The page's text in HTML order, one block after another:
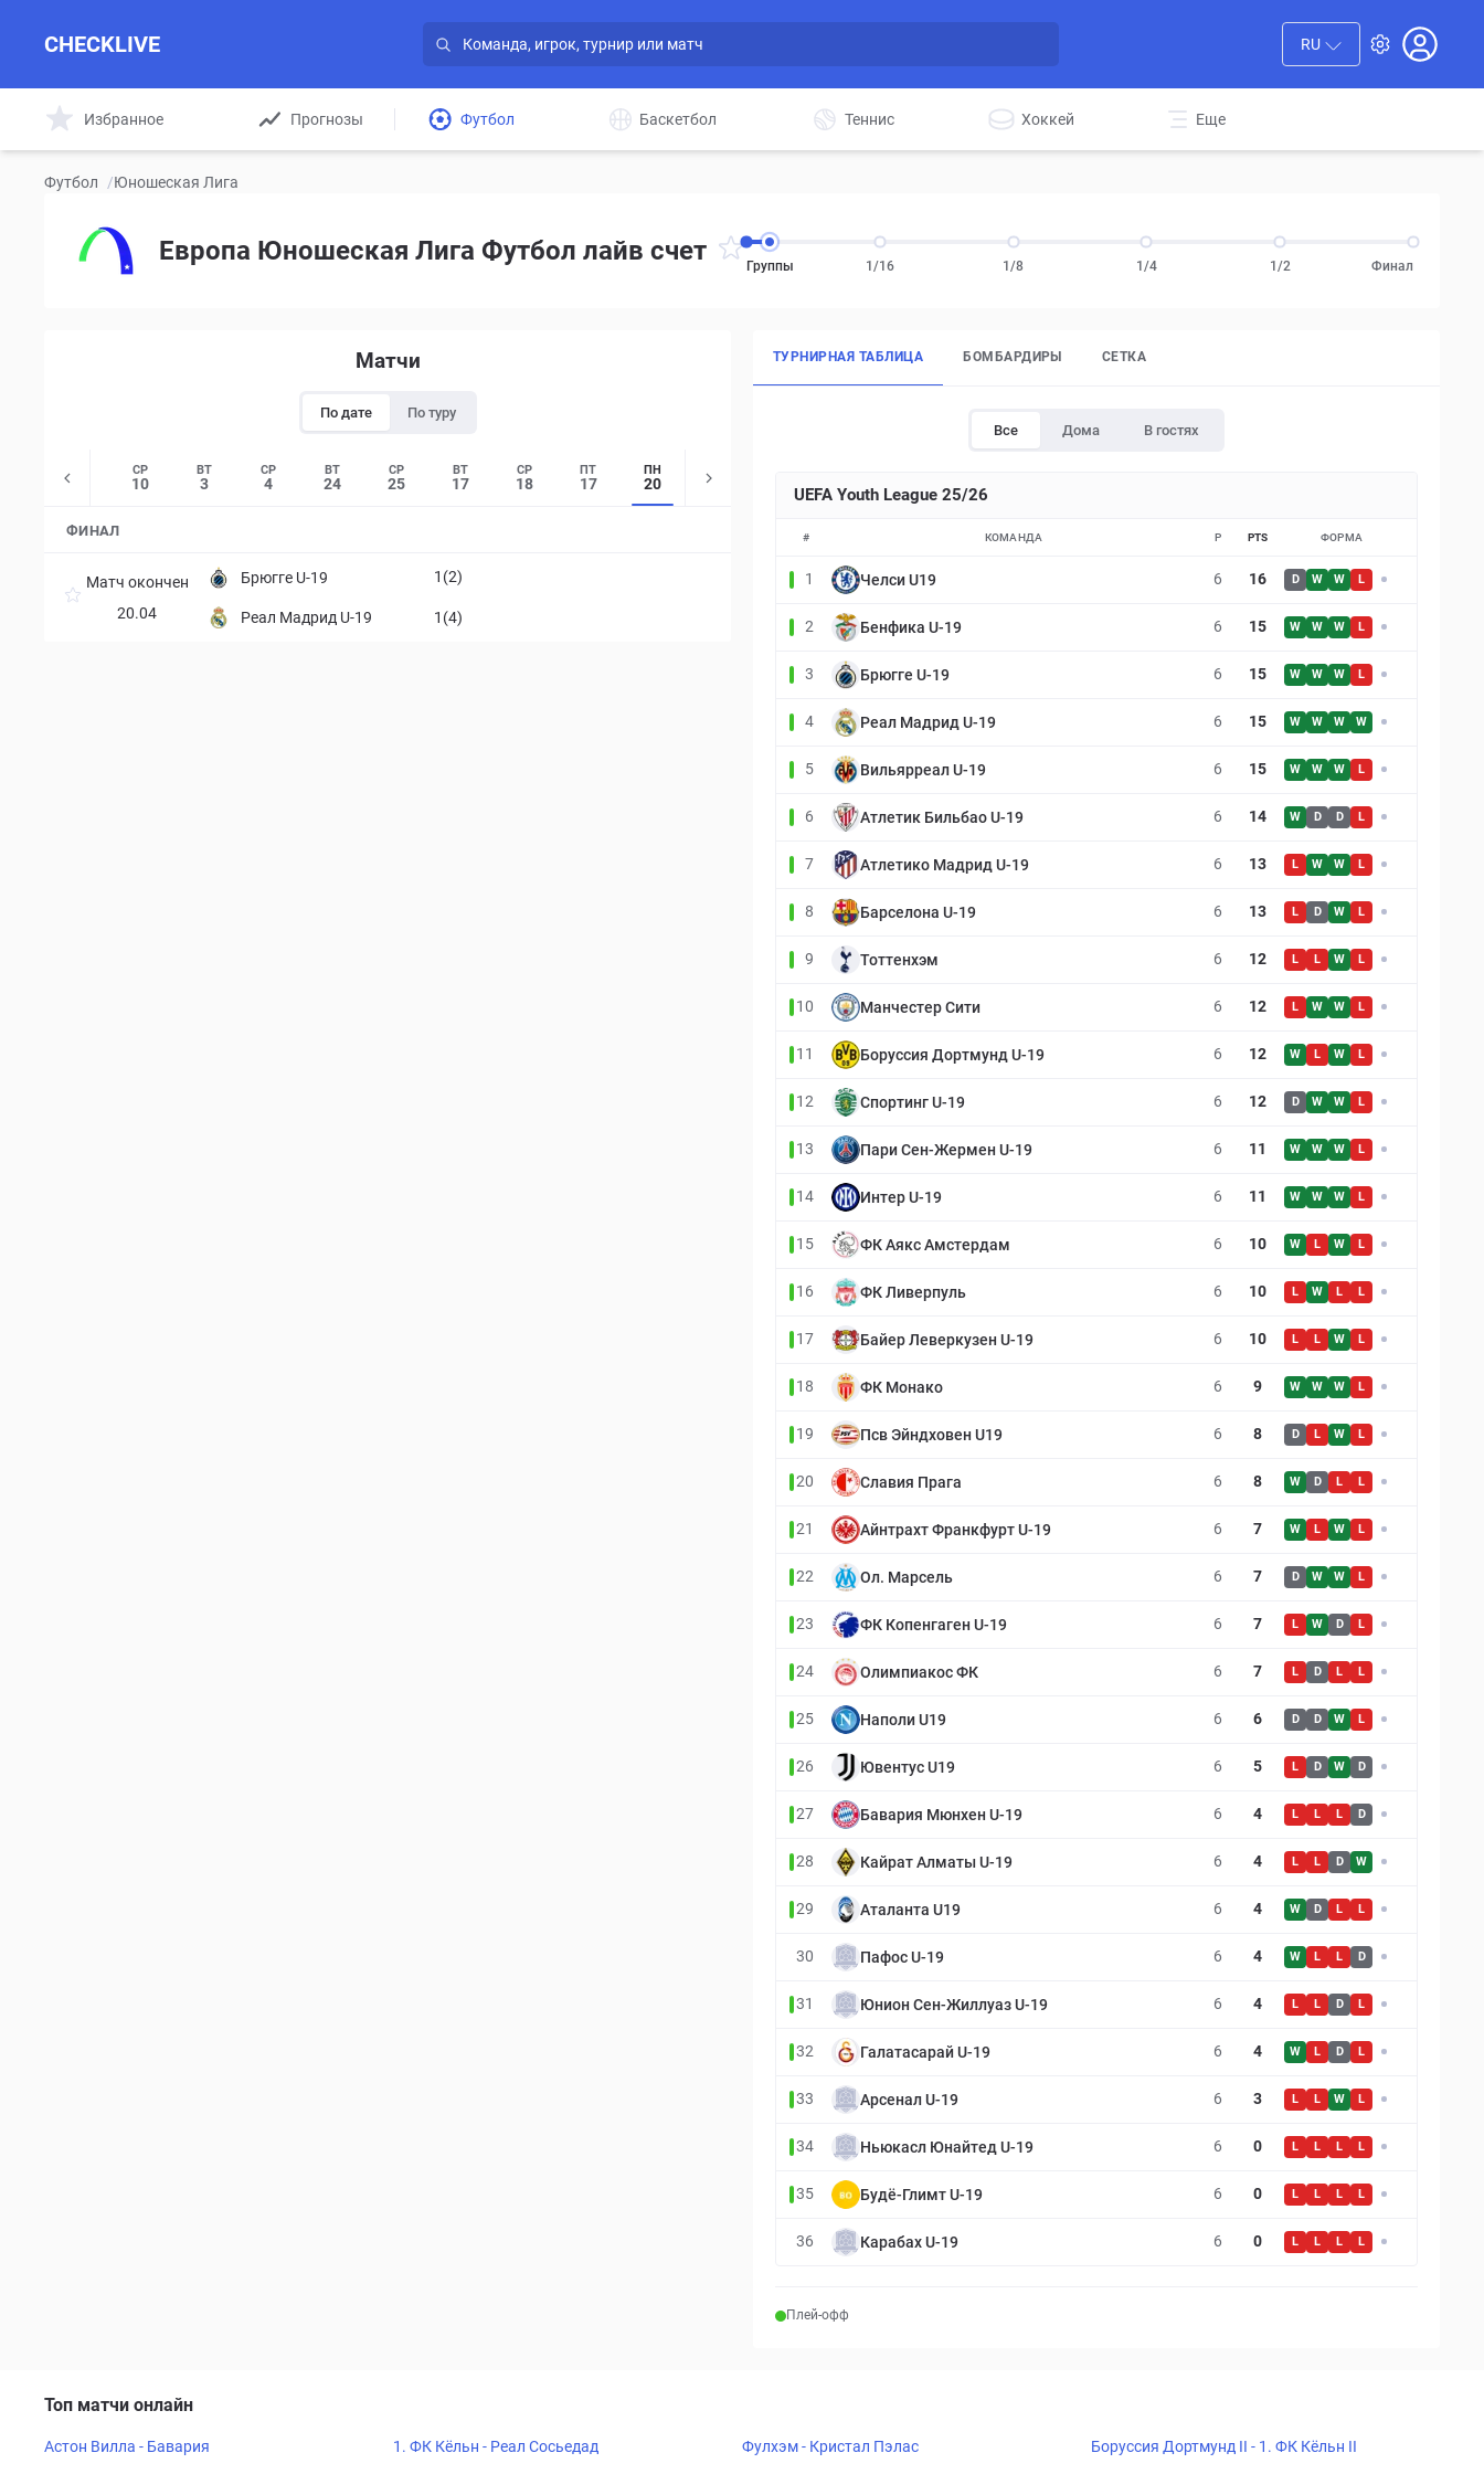
CHECKLIVE RU
Избранное Прогнозы Футбол Баскетбол Теннис Хоккей Еще
Футбол /Юношеская Лига
Европа Юношеская Лига Футбол лайв счет Группы 1/16 1/8 1/4 1/2 Финал
Матчи
По дате По туру
ВТ СР
10
ВТ
3
СР
4
ВТ
24
СР
25
ВТ
17
СР
18
ПТ
17
ПН
20
ФИНАЛ
Матч окончен
20.04
Брюгге U-19
Реал Мадрид U-19
1(2)
1(4)
ТУРНИРНАЯ ТАБЛИЦА БОМБАРДИРЫ СЕТКА
Все Дома В гостях
UEFA Youth League 25/26
# КОМАНДА P PTS ФОРМА
1 Челси U19 6 16 D W W L
2 Бенфика U-19 6 15 W W W L
3 Брюгге U-19 6 15 W W W L
4 Реал Мадрид U-19 6 15 W W W W
5 Вильярреал U-19 6 15 W W W L
6 Атлетик Бильбао U-19 6 14 W D D L
7 Атлетико Мадрид U-19 6 13 L W W L
8 Барселона U-19 6 13 L D W L
9 Тоттенхэм 6 12 L L W L
10 Манчестер Сити 6 12 L W W L
11 Боруссия Дортмунд U-19 6 12 W L W L
12 Спортинг U-19 6 12 D W W L
13 Пари Сен-Жермен U-19 6 11 W W W L
14 Интер U-19 6 11 W W W L
15 ФК Аякс Амстердам 6 10 W L W L
16 ФК Ливерпуль 6 10 L W L L
17 Байер Леверкузен U-19 6 10 L L W L
18 ФК Монако 6 9 W W W L
19 Псв Эйндховен U19 6 8 D L W L
20 Славия Прага 6 8 W D L L
21 Айнтрахт Франкфурт U-19 6 7 W L W L
22 Ол. Марсель 6 7 D W W L
23 ФК Копенгаген U-19 6 7 L W D L
24 Олимпиакос ФК 6 7 L D L L
25 Наполи U19 6 6 D D W L
26 Ювентус U19 6 5 L D W D
27 Бавария Мюнхен U-19 6 4 L L L D
28 Кайрат Алматы U-19 6 4 L L D W
29 Аталанта U19 6 4 W D L L
30 Пафос U-19 6 4 W L L D
31 Юнион Сен-Жиллуаз U-19 6 4 L L D L
32 Галатасарай U-19 6 4 W L D L
33 Арсенал U-19 6 3 L L W L
34 Ньюкасл Юнайтед U-19 6 0 L L L L
35 Будё-Глимт U-19 6 0 L L L L
36 Карабах U-19 6 0 L L L L
Плей-офф
Топ матчи онлайн
Астон Вилла - Бавария 1. ФК Кёльн - Реал Сосьедад Фулхэм - Кристал Пэлас Боруссия Дортмунд II - 1. ФК Кёльн II